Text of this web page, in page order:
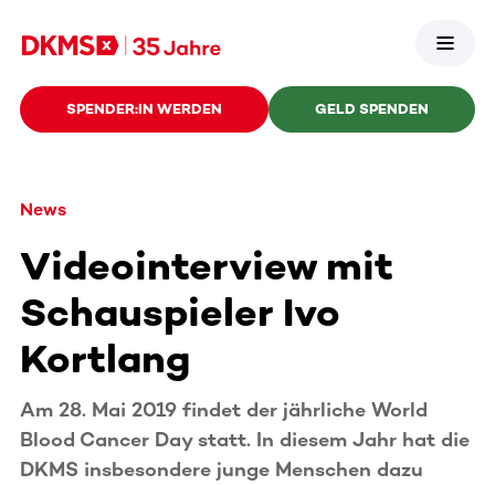
SPENDER:IN WERDEN GELD SPENDEN
News
Videointerview mit
Schauspieler Ivo
Kortlang
Am 28. Mai 2019 findet der jährliche World
Blood Cancer Day statt. In diesem Jahr hat die
DKMS insbesondere junge Menschen dazu